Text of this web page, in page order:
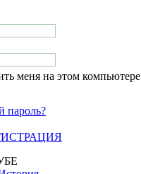
меня на этом компьютере
пароль?